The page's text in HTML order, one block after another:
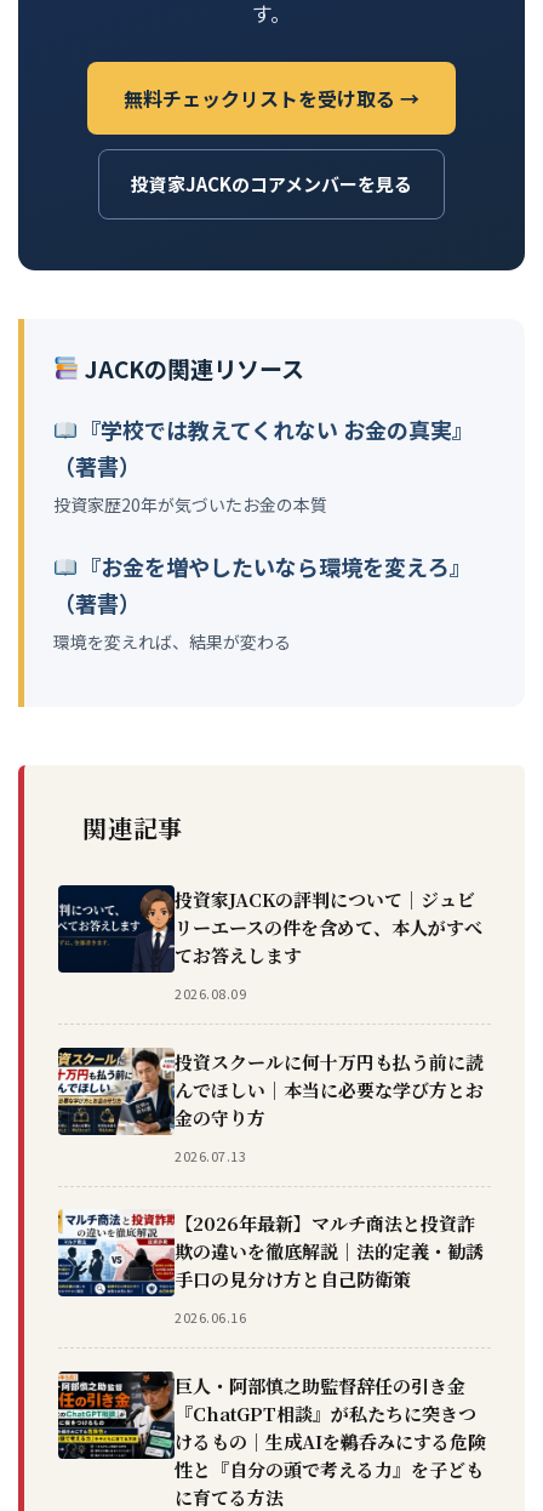
す。
無料チェックリストを受け取る →
投資家JACKのコアメンバーを見る
JACKの関連リソース
『学校では教えてくれない お金の真実』
（著書）
投資家歴20年が気づいたお金の本質
『お金を増やしたいなら環境を変えろ』
（著書）
環境を変えれば、結果が変わる
関連記事
投資家JACKの評判について｜ジュビ
リーエースの件を含めて、本人がすべ
てお答えします
2026.08.09
投資スクールに何十万円も払う前に読
んでほしい｜本当に必要な学び方とお
金の守り方
2026.07.13
【2026年最新】マルチ商法と投資詐
欺の違いを徹底解説｜法的定義・勧誘
手口の見分け方と自己防衛策
2026.06.16
巨人・阿部慎之助監督辞任の引き金
『ChatGPT相談』が私たちに突きつ
けるもの｜生成AIを鵜呑みにする危険
性と『自分の頭で考える力』を子ども
に育てる方法